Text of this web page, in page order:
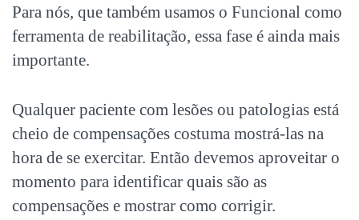
Para nós, que também usamos o Funcional como
ferramenta de reabilitação, essa fase é ainda mais
importante.
Qualquer paciente com lesões ou patologias está
cheio de compensações costuma mostrá-las na
hora de se exercitar. Então devemos aproveitar o
momento para identificar quais são as
compensações e mostrar como corrigir.